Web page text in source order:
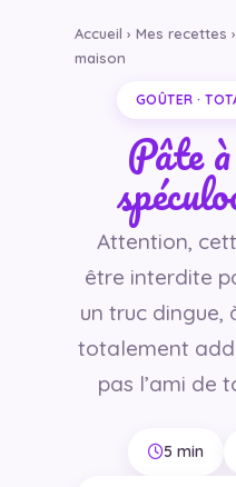
Accueil › Mes
maison
GOÛTER ·
Pâte
Attention,
être interdite
un truc dingue,
totalement
pas l’ami de
5 min